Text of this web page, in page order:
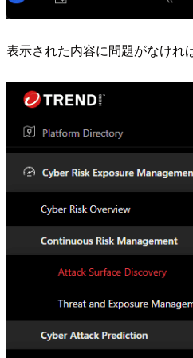
表示された内容に問題がなけれ